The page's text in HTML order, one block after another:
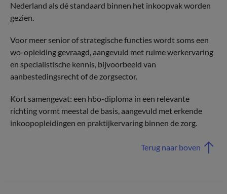
Nederland als dé standaard binnen het inkoopvak worden
gezien.
Voor meer senior of strategische functies wordt soms een
wo-opleiding gevraagd, aangevuld met ruime werkervaring
en specialistische kennis, bijvoorbeeld van
aanbestedingsrecht of de zorgsector.
Kort samengevat: een hbo-diploma in een relevante
richting vormt meestal de basis, aangevuld met erkende
inkoopopleidingen en praktijkervaring binnen de zorg.
Terug naar boven